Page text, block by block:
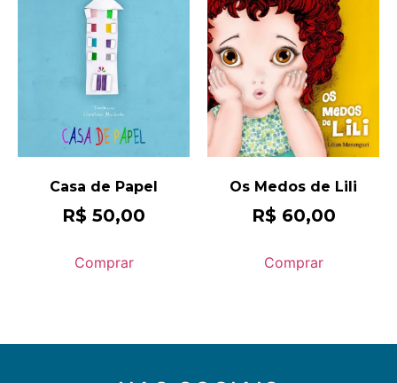
Casa de Papel
R$ 50,00
Comprar
Os Medos de Lili
R$60,00
Comprar